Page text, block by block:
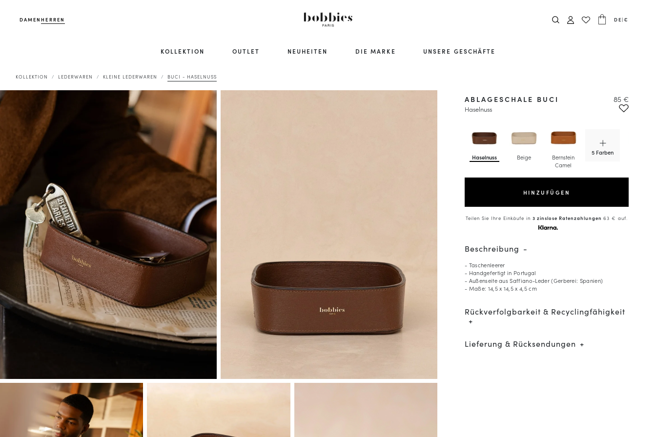
DAMENHERREN DE|€
KOLLEKTION OUTLET NEUHEITEN DIE MARKE UNSERE GESCHÄFTE
KOLLEKTION LEDERWAREN KLEINE LEDERWAREN BUCI - HASELNUSS
Haselnuss Beige
Bernstein
Camel
5 Farben
ABLAGESCHALE BUCI
Haselnuss
85 €
HINZUFÜGEN
Teilen Sie Ihre Einkäufe in 3 zinslose Ratenzahlungen 63 € auf.
Beschreibung
- Taschenleerer
- Handgefertigt in Portugal
- Außenseite aus Saffiano-Leder (Gerberei: Spanien)
- Maße: 14,5 x 14,5 x 4,5 cm
Rückverfolgbarkeit & Recyclingfähigkeit
Lieferung & Rücksendungen